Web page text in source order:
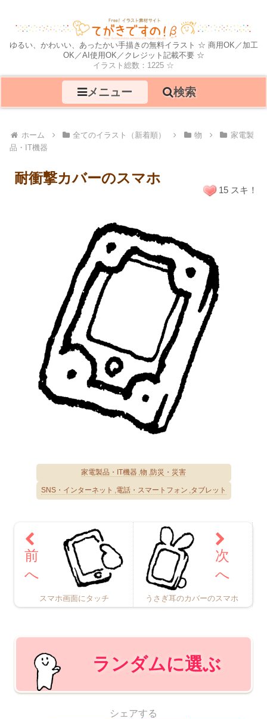
ゆるい、かわいい、あったかい手描きの無料イラスト ☆ 商用OK／加工
OK／AI使用OK／クレジット記載不要 ☆
イラスト総数：1225 ☆
メニュー 検索
ホーム 全てのイラスト（新着順） 物
家電製
品・IT機器
耐衝撃カバーのスマホ
家電製品・IT機器 物 防災・災害
SNS・インターネット 電話・スマートフォン タブレット
15 スキ！
スマホ画面にタッチ うさぎ耳のカバーのスマホ
ランダムに選ぶ
シェアする